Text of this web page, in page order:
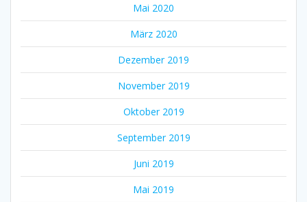
Mai 2020
März 2020
Dezember 2019
November 2019
Oktober 2019
September 2019
Juni 2019
Mai 2019